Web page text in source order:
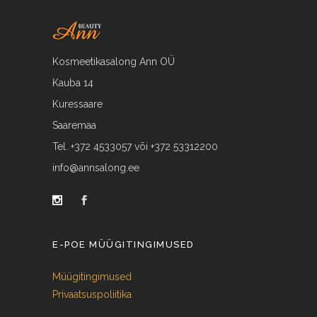
Kosmeetikasalong Ann OÜ
Kauba 14
Kuressaare
Saaremaa
Tel. +372 4533057 või +372 53312200
info@annsalong.ee
E-POE MÜÜGITINGIMUSED
Müügitingimused
Privaatsuspoliitika